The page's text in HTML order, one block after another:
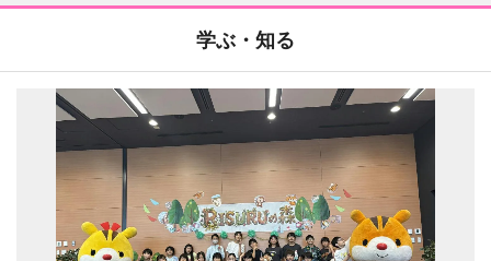
学ぶ・知る